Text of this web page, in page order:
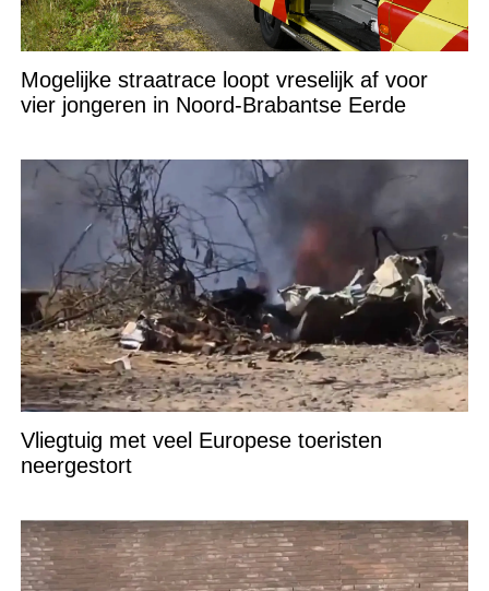
Mogelijke straatrace loopt vreselijk af voor
vier jongeren in Noord-Brabantse Eerde
Vliegtuig met veel Europese toeristen
neergestort